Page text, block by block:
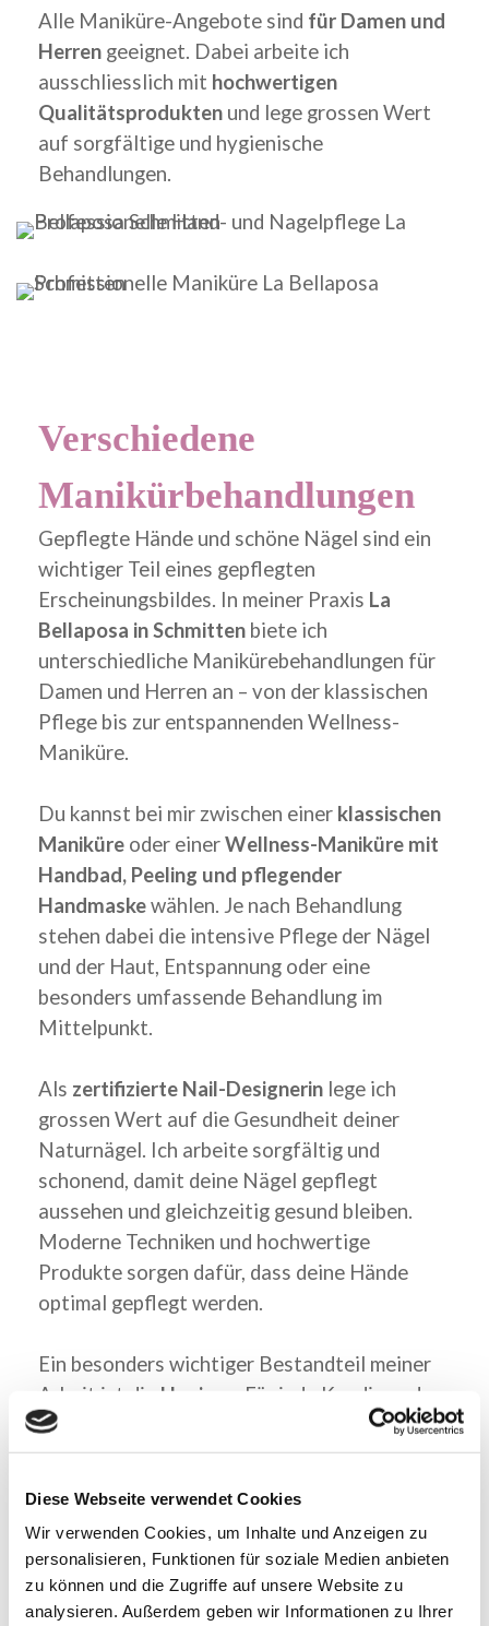
Diese Webseite verwendet Cookies
Wir verwenden Cookies, um Inhalte und Anzeigen zu
personalisieren, Funktionen für soziale Medien anbieten
zu können und die Zugriffe auf unsere Website zu
analysieren. Außerdem geben wir Informationen zu Ihrer
Alle Maniküre-Angebote sind für Damen und
Herren geeignet. Dabei arbeite ich
ausschliesslich mit hochwertigen
Qualitätsprodukten und lege grossen Wert
auf sorgfältige und hygienische
Behandlungen.
Verschiedene
Manikürbehandlungen
Gepflegte Hände und schöne Nägel sind ein
wichtiger Teil eines gepflegten
Erscheinungsbildes. In meiner Praxis La
Bellaposa in Schmitten biete ich
unterschiedliche Manikürebehandlungen für
Damen und Herren an – von der klassischen
Pflege bis zur entspannenden Wellness-
Maniküre.
Du kannst bei mir zwischen einer klassischen
Maniküre oder einerWellness-Maniküre mit
Handbad, Peeling und pflegender
Handmaskewählen. Je nach Behandlung
stehen dabei die intensive Pflege der Nägel
und der Haut, Entspannung oder eine
besonders umfassende Behandlung im
Mittelpunkt.
Als zertifizierte Nail-Designerin lege ich
grossen Wert auf die Gesundheit deiner
Naturnägel. Ich arbeite sorgfältig und
schonend, damit deine Nägel gepflegt
aussehen und gleichzeitig gesund bleiben.
Moderne Techniken und hochwertige
Produkte sorgen dafür, dass deine Hände
optimal gepflegt werden.
Ein besonders wichtiger Bestandteil meiner
Arbeit ist die Hygiene
. Für jede Kundin und
jeden Kunden verwende ich
desinfizierte und
sterilisierte Instrumente. Feilen und
Geräte werden nach jeder Behandlung
gründlich gereinigt und desinfiziert.